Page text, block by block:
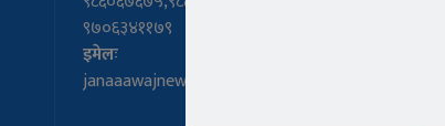
९७०६३४११७९
इमेलः
janaaawajnewsbkt@gmail.com